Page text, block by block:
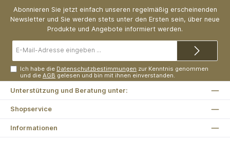
Abonnieren Sie jetzt einfach unseren regelmäßig erscheinenden
Newsletter und Sie werden stets unter den Ersten sein, über neue
Produkte und Angebote informiert werden.
Mail-
Ich habe die Datenschutzbestimmungen zur Kenntnis genommen
und dieAGB gelesen und bin mit ihnen einverstanden.
Unterstützung und Beratung unter:
Shopservice
Informationen